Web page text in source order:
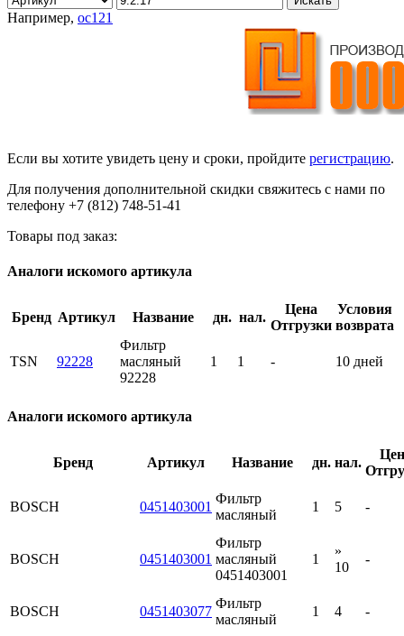
Например, oc121
Если вы хотите увидеть цену и сроки, пройдите регистрацию.
Для получения дополнительной скидки свяжитесь с нами по
телефону +7 (812) 748-51-41
Товары под заказ:
Аналоги искомого артикула
Бренд Артикул Название дн. нал.
Цена
Отгрузки
Условия
возврата
TSN 92228
Фильтр
масляный
92228
1 1 - 10 дней
Аналоги искомого артикула
Бренд Артикул Название дн. нал.
BOSCH 0451403001
Фильтр
масляный
1 5 -
BOSCH 0451403001
Фильтр
масляный
0451403001
1
»
10
-
BOSCH 0451403077
Фильтр
масляный
1 4 -